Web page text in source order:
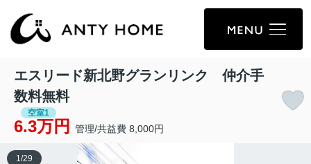
エスリード新北野グランリンク 仲介手
数料無料
空室1
6.3万円 管理/共益費 8,000円
1 /29